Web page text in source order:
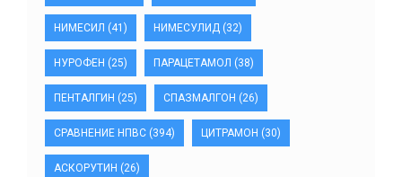
НИМЕСИЛ (41) НИМЕСУЛИД (32)
НУРОФЕН (25) ПАРАЦЕТАМОЛ (38)
ПЕНТАЛГИН (25) СПАЗМАЛГОН (26)
СРАВНЕНИЕ НПВС (394) ЦИТРАМОН (30)
АСКОРУТИН (26)